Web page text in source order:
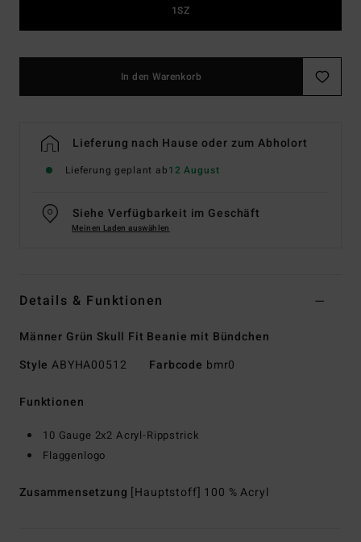
1SZ
In den Warenkorb
Lieferung nach Hause oder zum Abholort
Lieferung geplant ab12 August
Siehe Verfügbarkeit im Geschäft
Meinen Laden auswählen
Details & Funktionen
Männer Grün Skull Fit Beanie mit Bündchen
Style ABYHA00512 Farbcode bmr0
Funktionen
10 Gauge 2x2 Acryl-Rippstrick
Flaggenlogo
Zusammensetzung [Hauptstoff] 100 % Acryl